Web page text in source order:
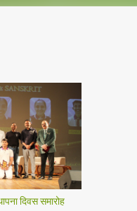
दिवस समारोह